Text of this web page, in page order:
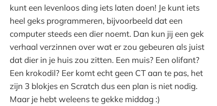
kunt een levenloos ding iets laten doen! Je kunt iets
heel geks programmeren, bijvoorbeeld dat een
computer steeds een dier noemt. Dan kun jij een gek
verhaal verzinnen over wat er zou gebeuren als juist
dat dier in je huis zou zitten. Een muis? Een olifant?
Een krokodil? Eer komt echt geen CT aan te pas, het
zijn 3 blokjes en Scratch dus een plan is niet nodig.
Maar je hebt weleens te gekke middag :)